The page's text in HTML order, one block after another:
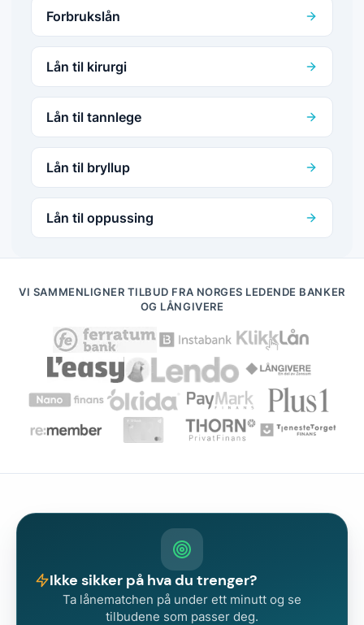
Forbrukslån
Lån til kirurgi
Lån til tannlege
Lån til bryllup
Lån til oppussing
VI SAMMENLIGNER TILBUD FRA NORGES LEDENDE BANKER
OG LÅNGIVERE
Ikke sikker på hva du trenger?
Ta lånematchen på under ett minutt og se
tilbudene som passer deg.